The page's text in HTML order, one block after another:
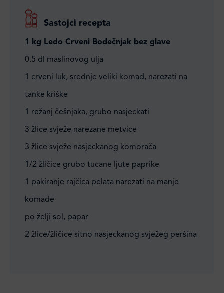
Sastojci recepta
1 kg Ledo Crveni Bodečnjak bez glave
0.5 dl maslinovog ulja
1 crveni luk, srednje veliki komad, narezati na
tanke kriške
1 režanj češnjaka, grubo nasjeckati
3 žlice svježe narezane metvice
3 žlice svježe nasjeckanog komorača
1/2 žličice grubo tucane ljute paprike
1 pakiranje rajčica pelata narezati na manje
komade
po želji sol, papar
2 žlice/žličice sitno nasjeckanog svježeg peršina